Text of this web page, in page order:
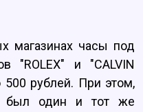
магазинах часы под
"ROLEX" и "CALVIN
500 рублей. При этом,
был один и тот же